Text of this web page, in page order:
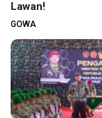
Lawan!
GOWA